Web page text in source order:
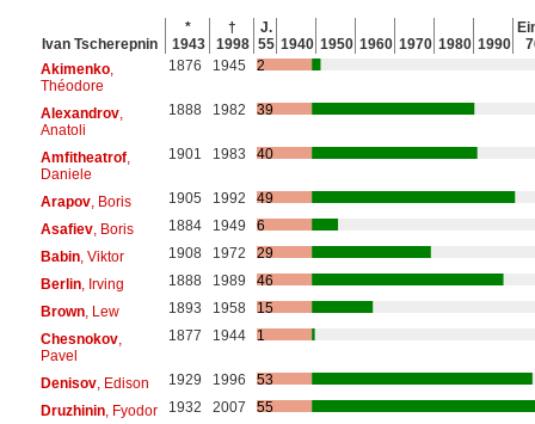
Ivan Tscherepnin
*
1943
†
1998
J.
55 1940 1950 1960 1970 1980 1990
Akimenko,
Théodore
1876 1945 2
Alexandrov,
Anatoli
1888 1982 39
Amfitheatrof,
Daniele
1901 1983 40
Arapov, Boris 1905 1992
49
Asafiev, Boris 1884 1949
6
Babin, Viktor 1908 1972
29
Berlin, Irving 1888 1989
46
Brown, Lew 1893 1958
15
Chesnokov,
Pavel
1877 1944 1
Denisov, Edison 1929 1996
53
Druzhinin, Fyodor 1932 2007
55